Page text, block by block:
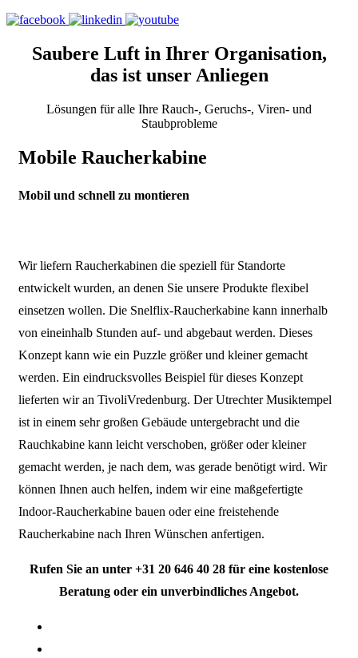
Saubere Luft in Ihrer Organisation,
das ist unser Anliegen
Lösungen für alle Ihre Rauch-, Geruchs-, Viren- und
Staubprobleme
Mobile Raucherkabine
Mobil und schnell zu montieren
Wir liefern Raucherkabinen die speziell für Standorte
entwickelt wurden, an denen Sie unsere Produkte flexibel
einsetzen wollen. Die Snelflix-Raucherkabine kann innerhalb
von eineinhalb Stunden auf- und abgebaut werden. Dieses
Konzept kann wie ein Puzzle größer und kleiner gemacht
werden. Ein eindrucksvolles Beispiel für dieses Konzept
lieferten wir an TivoliVredenburg. Der Utrechter Musiktempel
ist in einem sehr großen Gebäude untergebracht und die
Rauchkabine kann leicht verschoben, größer oder kleiner
gemacht werden, je nach dem, was gerade benötigt wird. Wir
können Ihnen auch helfen, indem wir eine maßgefertigte
Indoor-Raucherkabine bauen oder eine freistehende
Raucherkabine nach Ihren Wünschen anfertigen.
Rufen Sie an unter +31 20 646 40 28 für eine kostenlose
Beratung oder ein unverbindliches Angebot.